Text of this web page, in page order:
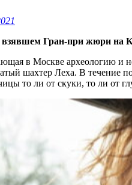
Гран-при жюри на
в Москве археологию и
шахтер Леха. В течение
то ли от скуки, то ли от